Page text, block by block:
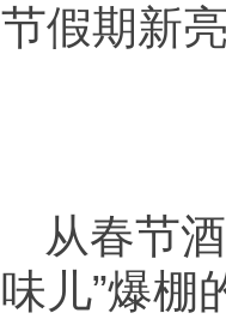
节假期新
从春节
味儿”爆棚